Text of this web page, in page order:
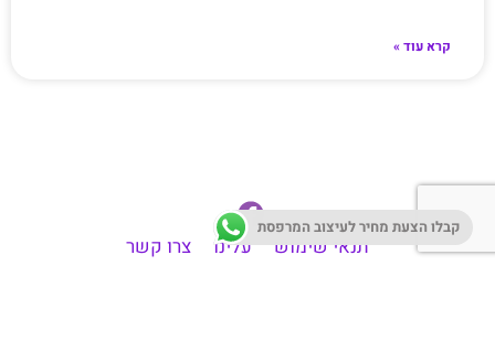
קרא עוד »
תנאי שימוש עלינו
צרו קשר
קבלו הצעת מחיר לעיצוב המרפסת